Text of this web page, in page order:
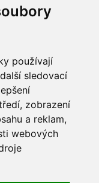
používají
sledovací
zobrazení
a reklam,
webových